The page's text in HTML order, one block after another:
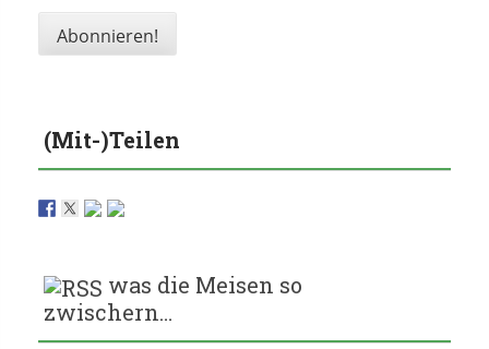
(Mit-)Teilen
was die Meisen so
zwischern…